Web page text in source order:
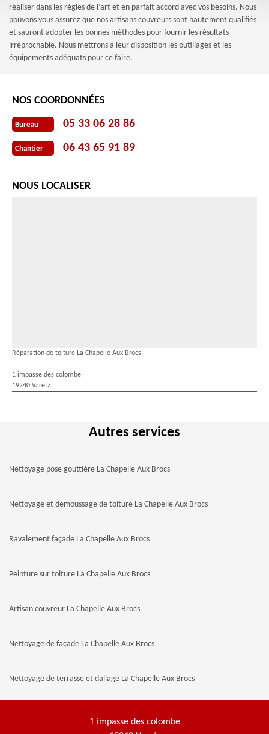
réaliser dans les règles de l’art et en parfait accord avec vos besoins. Nous
pouvons vous assurez que nos artisans couvreurs sont hautement qualifiés
et sauront adopter les bonnes méthodes pour fournir les résultats
irréprochable. Nous mettrons à leur disposition les outillages et les
équipements adéquats pour ce faire.
NOS COORDONNÉES
Bureau 05 33 06 28 86
Chantier 06 43 65 91 89
NOUS LOCALISER
Réparation de toiture La Chapelle Aux Brocs
1 impasse des colombe
19240 Varetz
Autres services
Nettoyage pose gouttière La Chapelle Aux Brocs
Nettoyage et demoussage de toiture La Chapelle Aux Brocs
Ravalement façade La Chapelle Aux Brocs
Peinture sur toiture La Chapelle Aux Brocs
Artisan couvreur La Chapelle Aux Brocs
Nettoyage de façade La Chapelle Aux Brocs
Nettoyage de terrasse et dallage La Chapelle Aux Brocs
1 impasse des colombe